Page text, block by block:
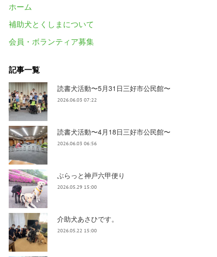
ホーム
補助犬とくしまについて
会員・ボランティア募集
記事一覧
読書犬活動〜5月31日三好市公民館〜
2026.06.03 07:22
読書犬活動〜4月18日三好市公民館〜
2026.06.03 06:56
ぶらっと神戸六甲便り
2026.05.29 15:00
介助犬あさひです。
2026.05.22 15:00